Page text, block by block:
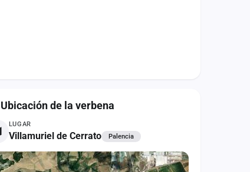
Ubicación de la verbena
LUGAR
Villamuriel de Cerrato Palencia